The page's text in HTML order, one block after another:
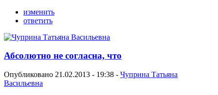
изменить
ответить
Абсолютно не согласна, что
Опубликовано 21.02.2013 - 19:38 - Чуприна Татьяна
Васильевна